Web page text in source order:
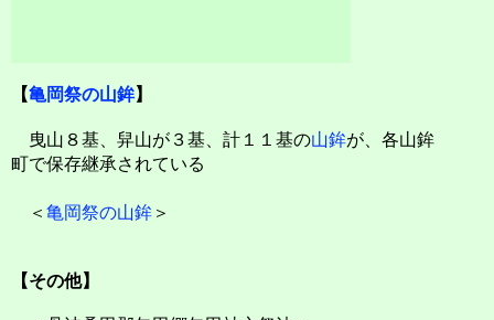
【亀岡祭の山鉾】
曳山８基、舁山が３基、計１１基の山鉾が、各山鉾
町で保存継承されている
＜ 亀岡祭の山鉾 ＞
【その他】